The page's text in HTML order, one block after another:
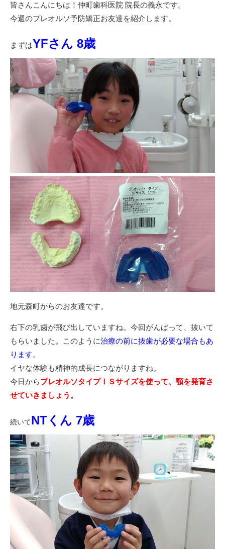
皆さんこんにちは！仲町歯科医院 院長の義永です。
今週のプレオルソ予防矯正お友達を紹介します。
まずはYFさん 8歳
地元森町からのお友達です。
右下の乳歯が飛び出していますね。今回がんばって、抜いて
もらいました。このように治療の前に抜歯が必要な場合もあ
ります。
イヤな体験も精神的成長につながりますね。
今日からプレオルソタイプⅠＳサイズを使って、顎を発育さ
せていきましょう 。
続いてNTくん 7歳